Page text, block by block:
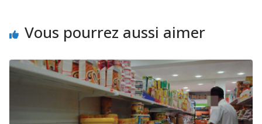
Vous pourrez aussi aimer